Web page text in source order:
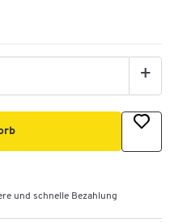
+
und schnelle Bezahlung